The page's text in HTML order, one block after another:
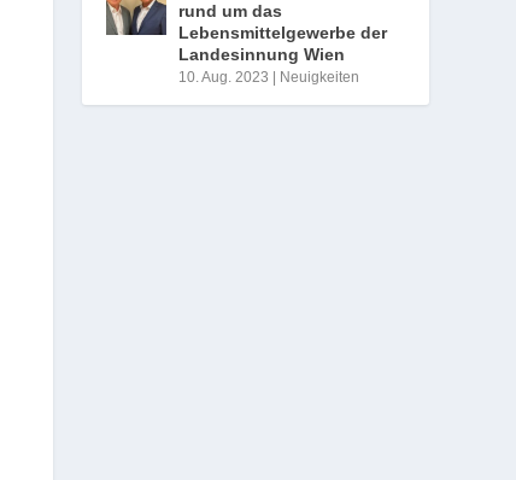
rund um das
Lebensmittelgewerbe der
Landesinnung Wien
10. Aug. 2023 Neuigkeiten